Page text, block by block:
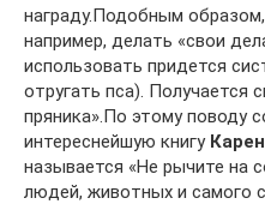
награду.Подобным
например, делать «свои
использовать придется
отругать пса). Получается
пряника».По этому поводу
интереснейшую книгу
называется «Не рычите на
людей, животных и самого